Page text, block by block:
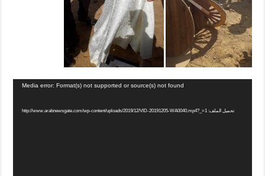
Media error: Format(s) not supported or source(s) not found
تحميل الملف: http://www.arabnewsgate.com/wp-content/uploads/2019/12/VID-20191205-WA0040.mp4?_=1